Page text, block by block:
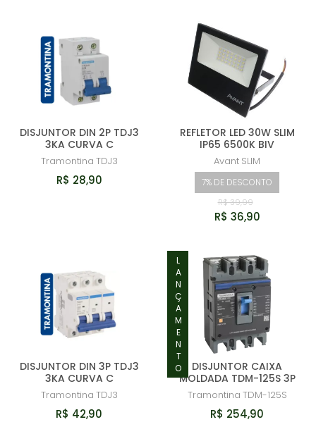
DISJUNTOR DIN 2P TDJ3
3KA CURVA C
Tramontina TDJ3
R$ 28,90
REFLETOR LED 30W SLIM
IP65 6500K BIV
Avant SLIM
7% DE DESCONTO
R$ 39,99
R$ 36,90
DISJUNTOR DIN 3P TDJ3
3KA CURVA C
Tramontina TDJ3
R$ 42,90
LANÇAMENTO
DISJUNTOR CAIXA
MOLDADA TDM-125S 3P
Tramontina TDM-125S
R$ 254,90